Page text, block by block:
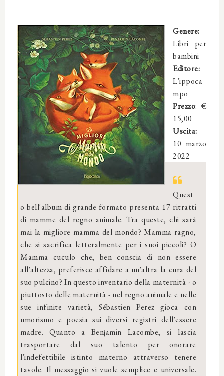
Genere:
Libri per
bambini
Editore:
L'ippoca
mpo
Prezzo: €
15,00
Uscita:
10 marzo
2022
Quest
o bell'album di grande formato presenta 17 ritratti
di mamme del regno animale. Tra queste, chi sarà
mai la migliore mamma del mondo? Mamma ragno,
che si sacrifica letteralmente per i suoi piccoli? O
Mamma cuculo che, ben conscia di non essere
all'altezza, preferisce affidare a un'altra la cura del
suo pulcino? In questo inventario della maternità - o
piuttosto delle maternità - nel regno animale e nelle
sue infinite varietà, Sébastien Perez gioca con
umorismo e poesia sui diversi registri dell'essere
madre. Quanto a Benjamin Lacombe, si lascia
trasportare dal suo talento per onorare
l'indefettibile istinto materno attraverso tenere
tavole. Il messaggio si vuole semplice e universale.